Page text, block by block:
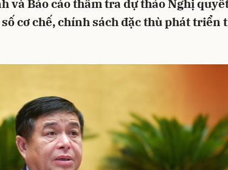
và Báo cáo thẩm tra dự thảo Nghị
cơ chế, chính sách đặc thù phát triển